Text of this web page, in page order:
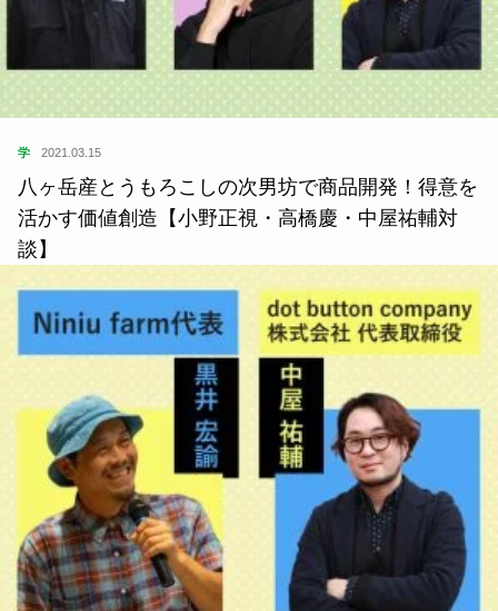
学 2021.03.15
八ヶ岳産とうもろこしの次男坊で商品開発！得意を
活かす価値創造【小野正視・高橋慶・中屋祐輔対
談】